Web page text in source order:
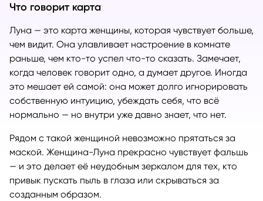
Что говорит карта
Луна — это карта женщины, которая чувствует больше,
чем видит. Она улавливает настроение в комнате
раньше, чем кто-то успел что-то сказать. Замечает,
когда человек говорит одно, а думает другое. Иногда
это мешает ей самой: она может долго игнорировать
собственную интуицию, убеждать себя, что всё
нормально — но внутри уже давно знает, что нет.
Рядом с такой женщиной невозможно прятаться за
маской. Женщина-Луна прекрасно чувствует фальшь
— и это делает её неудобным зеркалом для тех, кто
привык пускать пыль в глаза или скрываться за
созданным образом.